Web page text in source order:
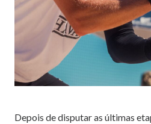
Depois de disputar as últimas